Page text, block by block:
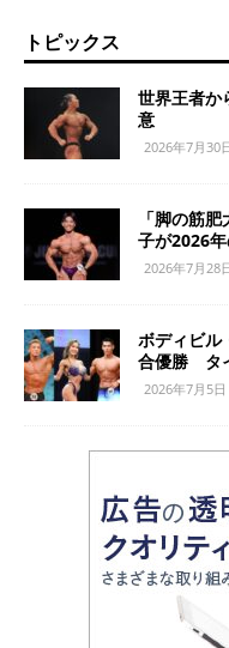
トピックス
世界王者か
意
2026年7月30
「脚の筋
子が2026
2026年7月28
ボディビル
合優勝 タ
2026年7月5日